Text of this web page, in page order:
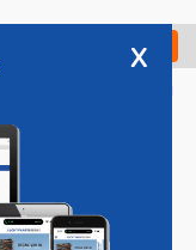
Check in
x